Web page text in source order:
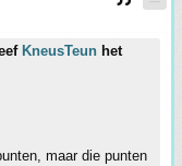
KneusTeun het
maar die punten